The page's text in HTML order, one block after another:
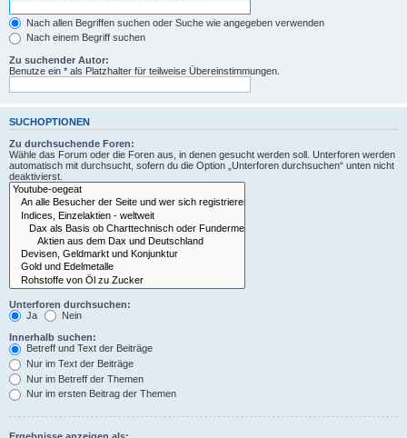
Nach allen Begriffen suchen oder Suche wie angegeben verwenden
Nach einem Begriff suchen
Zu suchender Autor:
Benutze ein * als Platzhalter für teilweise Übereinstimmungen.
SUCHOPTIONEN
Zu durchsuchende Foren:
Wähle das Forum oder die Foren aus, in denen gesucht werden soll. Unterforen werden
automatisch mit durchsucht, sofern du die Option „Unterforen durchsuchen“ unten nicht
deaktivierst.
Unterforen durchsuchen:
Ja
Nein
Innerhalb suchen:
Betreff und Text der Beiträge
Nur im Text der Beiträge
Nur im Betreff der Themen
Nur im ersten Beitrag der Themen